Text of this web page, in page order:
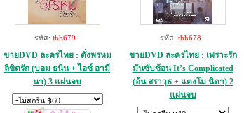
รหัส: thh679
ขายDVD ละครไทย : ดั่งพรหม
ลิขิตรัก (บอม ธนิน + ไอซ์ อามี
นา) 3 แผ่นจบ
รหัส: thh678
ขายDVD ละครไทย : เพราะรัก
มันซับซ้อน It’s Complicated
(อ้น สราวุธ + แตงโม นิดา) 2
แผ่นจบ